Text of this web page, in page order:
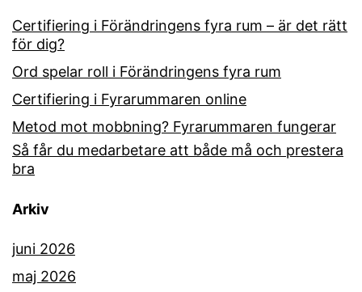
Certifiering i Förändringens fyra rum – är det rätt
för dig?
Ord spelar roll i Förändringens fyra rum
Certifiering i Fyrarummaren online
Metod mot mobbning? Fyrarummaren fungerar
Så får du medarbetare att både må och prestera
bra
Arkiv
juni 2026
maj 2026